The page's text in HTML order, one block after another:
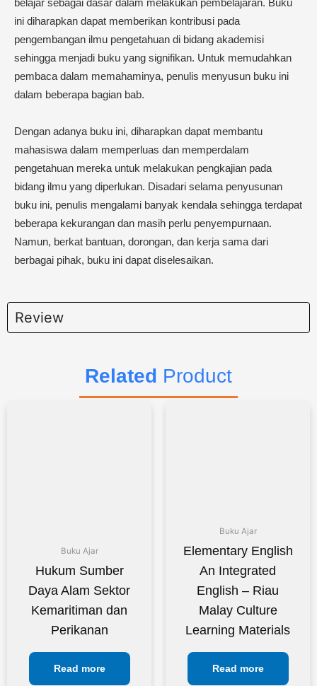
ini diharapkan dapat memberikan kontribusi pada
pengembangan ilmu pengetahuan di bidang akademisi
sehingga menjadi buku yang signifikan. Untuk memudahkan
pembaca dalam memahaminya, penulis menyusun buku ini
dalam beberapa bagian bab.
Dengan adanya buku ini, diharapkan dapat membantu
mahasiswa dalam memperluas dan memperdalam
pengetahuan mereka untuk melakukan pengkajian pada
bidang ilmu yang diperlukan. Disadari selama penyusunan
buku ini, penulis mengalami banyak kendala sehingga terdapat
beberapa kekurangan dan masih perlu penyempurnaan.
Namun, berkat bantuan, dorongan, dan kerja sama dari
berbagai pihak, buku ini dapat diselesaikan.
Review
Related Product
Buku Ajar
Hukum Sumber
Daya Alam Sektor
Kemaritiman dan
Perikanan
Read more
Buku Ajar
Elementary English
An Integrated
English – Riau
Malay Culture
Learning Materials
Read more